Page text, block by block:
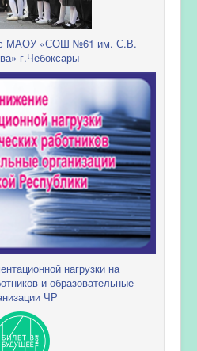
МАОУ «СОШ №61 им. С.В.
г.Чебоксары
нагрузки на
и образовательные
ЧР